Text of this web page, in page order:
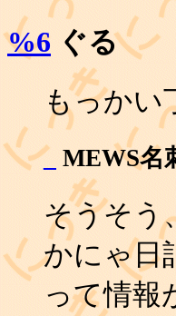
%6 ぐる
もっかい
_ MEWS名
そうそう
かにゃ日
って情報